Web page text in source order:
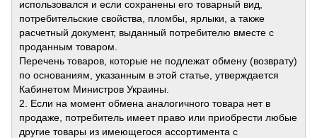
использовался и если сохранены его товарный вид,
потребительские свойства, пломбы, ярлыки, а также
расчетный документ, выданный потребителю вместе с
проданным товаром.
Перечень товаров, которые не подлежат обмену (возврату)
по основаниям, указанным в этой статье, утверждается
Кабинетом Министров Украины.
2. Если на момент обмена аналогичного товара нет в
продаже, потребитель имеет право или приобрести любые
другие товары из имеющегося ассортимента с